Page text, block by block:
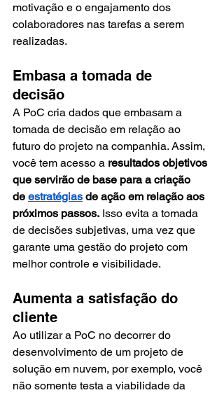
motivação e o engajamento dos
colaboradores nas tarefas a serem
realizadas.
Embasa a tomada de
decisão
A PoC cria dados que embasam a
tomada de decisão em relação ao
futuro do projeto na companhia. Assim,
você tem acesso a resultados objetivos
que servirão de base para a criação
de estratégias de ação em relação aos
próximos passos. Isso evita a tomada
de decisões subjetivas, uma vez que
garante uma gestão do projeto com
melhor controle e visibilidade.
Aumenta a satisfação do
cliente
Ao utilizar a PoC no decorrer do
desenvolvimento de um projeto de
solução em nuvem, por exemplo, você
não somente testa a viabilidade da